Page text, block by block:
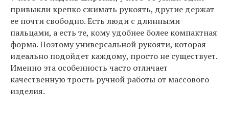
привыкли крепко сжимать рукоять, другие держат
ее почти свободно. Есть люди с длинными
пальцами, а есть те, кому удобнее более компактная
форма. Поэтому универсальной рукояти, которая
идеально подойдет каждому, просто не существует.
Именно эта особенность часто отличает
качественную трость ручной работы от массового
изделия.